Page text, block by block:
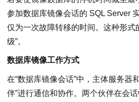
参加数据库镜像会话的 SQL Server
仅为一次故障转移的时间。这种形式
级”。
数据库镜像工作方式
在“数据库镜像会话”中，主体服务器
伴”进行通信和协作。两个伙伴在会